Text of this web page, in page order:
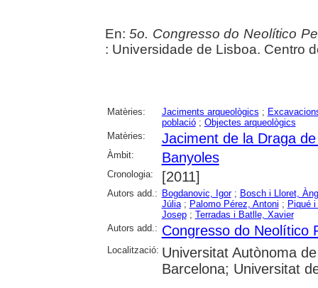
En:5o. Congresso do Neolítico
: Universidade de Lisboa. Centro
Matèries: Jaciments arqueològics ;
població; Objectes arqueològics
Matèries:
Jaciment de la Draga
Àmbit: Banyoles
Cronologia: [2011]
Autors add.: Bogdanovic, Igor; Bosch i Lloret,
Júlia; Palomo Pérez, Antoni ; Piqué
Josep; Terradas i Batlle, Xavier
Autors add.: Congresso do Neolítico
Localització: Universitat Autònoma
Barcelona; Universitat